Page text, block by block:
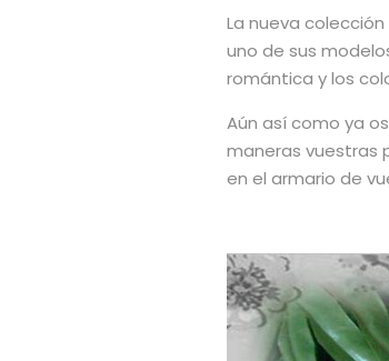
La nueva colección
uno de sus
romántica y los
Aún así como ya
maneras vuestras
en el armario de